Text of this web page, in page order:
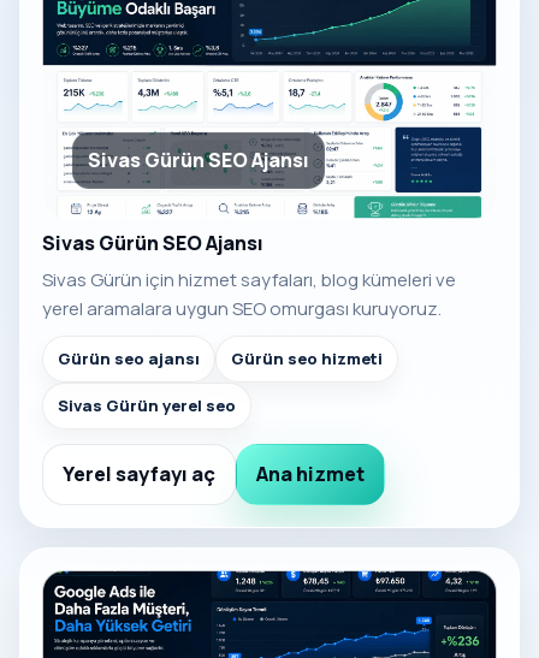
Sivas Gürün SEO Ajansı
Sivas Gürün SEO Ajansı
Sivas Gürün için hizmet sayfaları, blog kümeleri ve
yerel aramalara uygun SEO omurgası kuruyoruz.
Gürün seo ajansı Gürün seo hizmeti
Sivas Gürün yerel seo
Yerel sayfayı aç Ana hizmet